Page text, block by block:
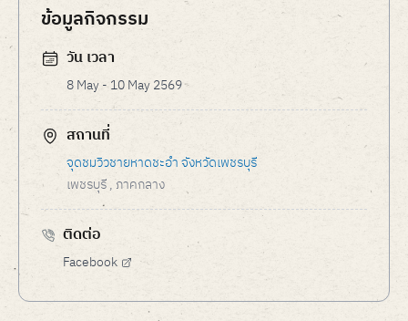
ข้อมูลกิจกรรม
วัน เวลา
8 May - 10 May 2569
สถานที่
จุดชมวิวชายหาดชะอำ จังหวัดเพชรบุรี
เพชรบุรี, ภาคกลาง
ติดต่อ
Facebook